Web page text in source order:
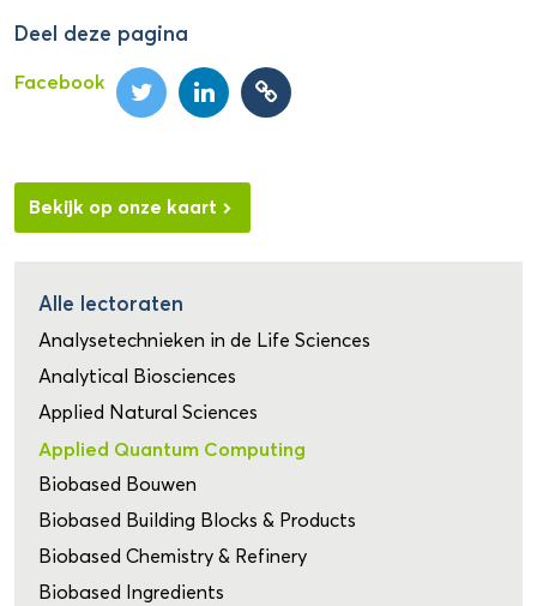
Deel deze pagina
Facebook
Bekijk op onze kaart
Alle lectoraten
Analysetechnieken in de Life Sciences
Analytical Biosciences
Applied Natural Sciences
Applied Quantum Computing
Biobased Bouwen
Biobased Building Blocks & Products
Biobased Chemistry & Refinery
Biobased Ingredients